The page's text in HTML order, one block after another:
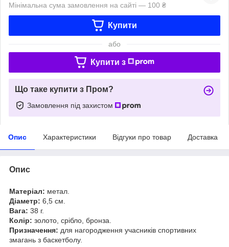
Мінімальна сума замовлення на сайті — 100 ₴
Купити
або
Купити з
Що таке купити з Пром?
Замовлення під захистом
Опис Характеристики Відгуки про товар Доставка
Опис
Матеріал: метал.
Діаметр: 6,5 см.
Вага: 38 г.
Колір: золото, срібло, бронза.
Призначення: для нагородження учасників спортивних
змагань з баскетболу.